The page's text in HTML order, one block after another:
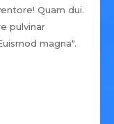
Quam dui.
pulvinar
magna".